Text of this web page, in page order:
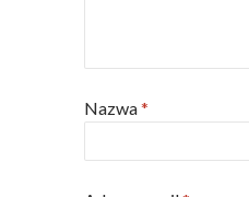
Nazwa*